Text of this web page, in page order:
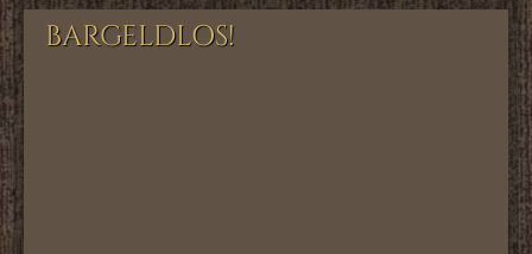
BARGELDLOS!